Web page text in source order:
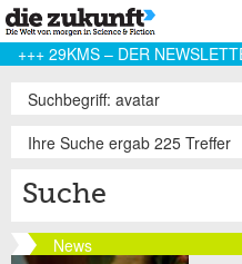
+++ 29KMS – DER
Suchbegriff: avatar
Ihre Suche ergab 225 Treffer
Suche
News